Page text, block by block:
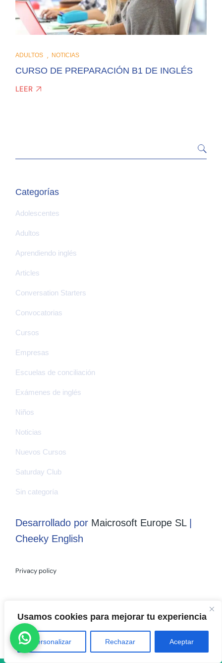
Usamos cookies para mejorar tu experiencia
Personalizar Rechazar Aceptar
ADULTOS NOTICIAS
CURSO DE PREPARACIÓN B1 DE INGLÉS
LEER
Categorías
Adolescentes
Adultos
Aprendiendo inglés
Articles
Conversation Starters
Convocatorias
Cursos
Empresas
Escuelas de conciliación
Exámenes de inglés
Niños
Noticias
Nuevos Cursos
Saturday Club
Sin categoría
Desarrollado por Maicrosoft Europe SL|
Cheeky English
Privacy policy